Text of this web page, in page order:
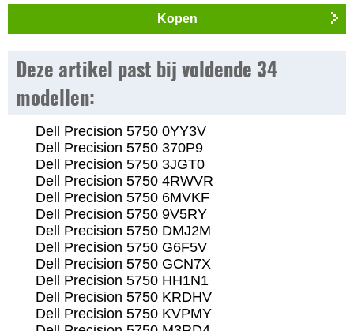
Kopen
Deze artikel past bij voldende 34
modellen:
Dell Precision 5750 0YY3V
Dell Precision 5750 370P9
Dell Precision 5750 3JGT0
Dell Precision 5750 4RWVR
Dell Precision 5750 6MVKF
Dell Precision 5750 9V5RY
Dell Precision 5750 DMJ2M
Dell Precision 5750 G6F5V
Dell Precision 5750 GCN7X
Dell Precision 5750 HH1N1
Dell Precision 5750 KRDHV
Dell Precision 5750 KVPMY